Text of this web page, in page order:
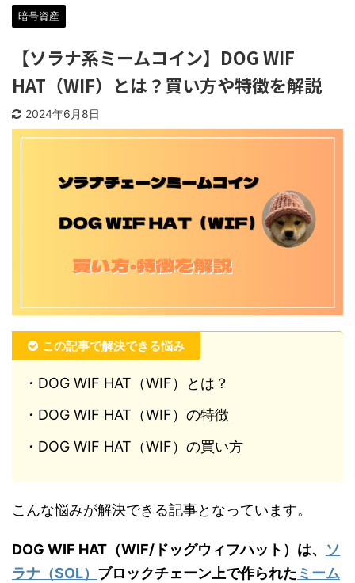
暗号資産
【ソラナ系ミームコイン】DOG WIF
HAT（WIF）とは？買い方や特徴を解説
2024年6月8日
この記事で解決できる悩み
・DOG WIF HAT（WIF）とは？
・DOG WIF HAT（WIF）の特徴
・DOG WIF HAT（WIF）の買い方
こんな悩みが解決できる記事となっています。
DOG WIF HAT（WIF/ドッグウィフハット）は、 ソ
ラナ（SOL） ブロックチェーン上で作られた ミーム